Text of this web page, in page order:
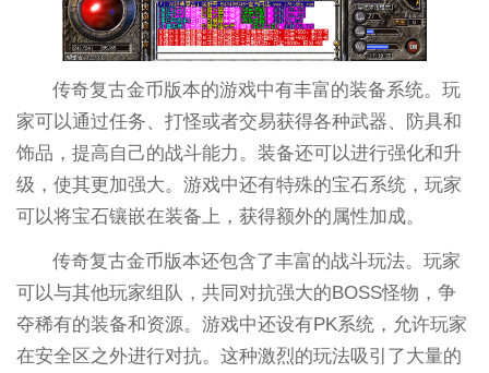
传奇复古金币版本的游戏中有丰富的装备系统。玩
家可以通过任务、打怪或者交易获得各种武器、防具和
饰品，提高自己的战斗能力。装备还可以进行强化和升
级，使其更加强大。游戏中还有特殊的宝石系统，玩家
可以将宝石镶嵌在装备上，获得额外的属性加成。
传奇复古金币版本还包含了丰富的战斗玩法。玩家
可以与其他玩家组队，共同对抗强大的BOSS怪物，争
夺稀有的装备和资源。游戏中还设有PK系统，允许玩家
在安全区之外进行对抗。这种激烈的玩法吸引了大量的